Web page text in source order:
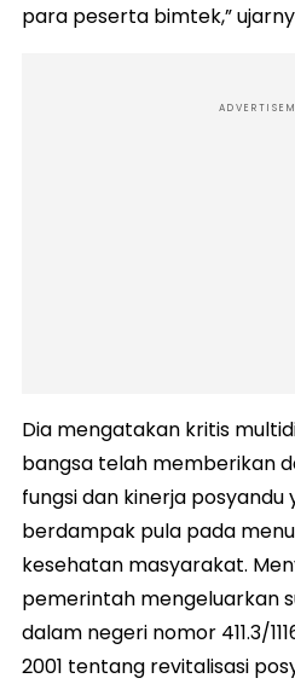
para peserta bimtek,”
Dia mengatakan kritis
bangsa telah memberikan
fungsi dan kinerja posyandu
berdampak pula pada
kesehatan masyarakat.
pemerintah mengeluarkan
dalam negeri nomor 411.3/
2001 tentang revitalisasi